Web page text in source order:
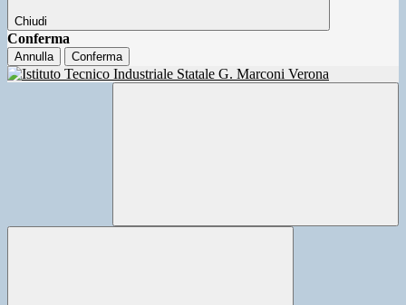
Chiudi
Conferma
Annulla Conferma